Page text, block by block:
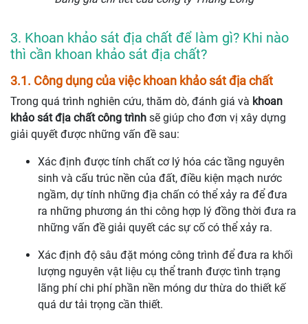
3. Khoan khảo sát địa chất để làm gì? Khi nào
thì cần khoan khảo sát địa chất?
3.1. Công dụng của việc khoan khảo sát địa chất
Trong quá trình nghiên cứu, thăm dò, đánh giá và khoan
khảo sát địa chất công trình sẽ giúp cho đơn vị xây dựng
giải quyết được những vấn đề sau:
Xác định được tính chất cơ lý hóa các tầng nguyên
sinh và cấu trúc nền của đất, điều kiện mạch nước
ngầm, dự tính những địa chấn có thể xảy ra để đưa
ra những phương án thi công hợp lý đồng thời đưa ra
những vấn đề giải quyết các sự cố có thể xảy ra.
Xác định độ sâu đặt móng công trình để đưa ra khối
lượng nguyên vật liệu cụ thể tranh được tình trạng
lãng phí chi phí phần nền móng dư thừa do thiết kế
quá dư tải trọng cần thiết.